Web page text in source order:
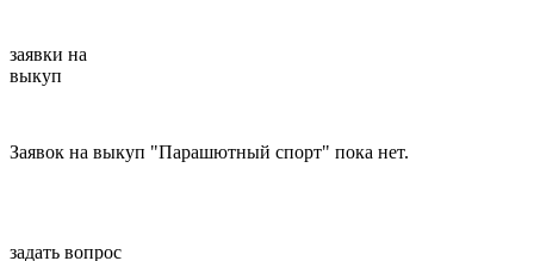
заявки на
выкуп
Заявок на выкуп "Парашютный спорт" пока нет.
задать вопрос